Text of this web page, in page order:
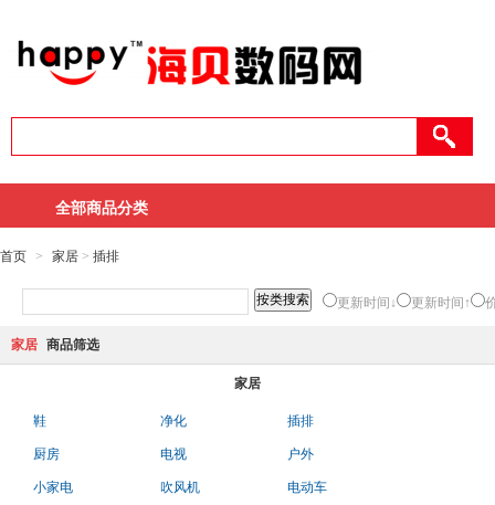
全部商品分类
首页 > 家居 > 插排
更新时间↓ 更新时间↑
家居 商品筛选
家居
鞋 净化 插排
厨房 电视 户外
小家电 吹风机 电动车